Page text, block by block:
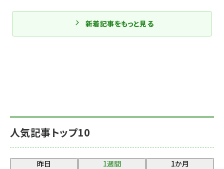
人気記事トップ10
昨日 1週間 1か月
新着記事をもっと見る